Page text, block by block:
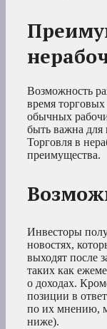
Возможность
время торговых
обычных
быть важна для
Торговля в
преимущества.
Инвесторы
новостях,
выходят после
таких как
о доходах.
позиции в
по их мнению,
ниже).